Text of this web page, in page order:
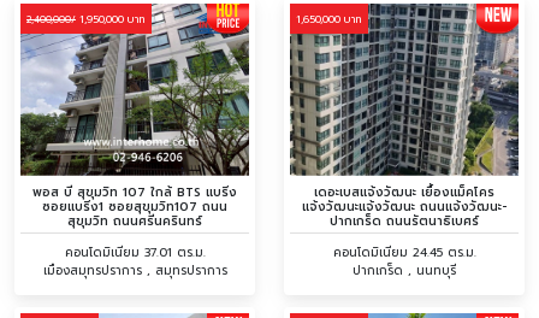
2,400,000/ 1,950,000 บาท
พอส บี สุขุมวิท 107 ใกล้ BTS แบริ่ง
ซอยแบริ่ง1 ซอยสุขุมวิท107 ถนน
สุขุมวิท ถนนศรีนครินทร์
คอนโดมิเนียม 37.01 ตร.ม.
เมืองสมุทรปราการ , สมุทรปราการ
1,650,000 บาท
เดอะเบสแจ้งวัฒนะ เยื้องแม็คโคร
แจ้งวัฒนะแจ้งวัฒนะ ถนนแจ้งวัฒนะ-
ปากเกร็ด ถนนรัตนาธิเบศร์
คอนโดมิเนียม 24.45 ตร.ม.
ปากเกร็ด , นนทบุรี